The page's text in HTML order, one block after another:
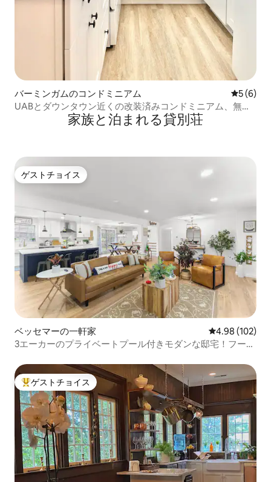
バーミンガムのコンドミニアム レビュー
5 (6)
UABとダウンタウン近くの改装済みコンドミニアム、無料
家族と泊まれる貸別荘
ゲストチョイス
ゲストチョイス
ベッセマーの一軒家 レビュー102
4.98 (102)
3エーカーのプライベートプール付きモダンな邸宅！フーバ
大好評のゲストチョイスです。
ゲストチョイス